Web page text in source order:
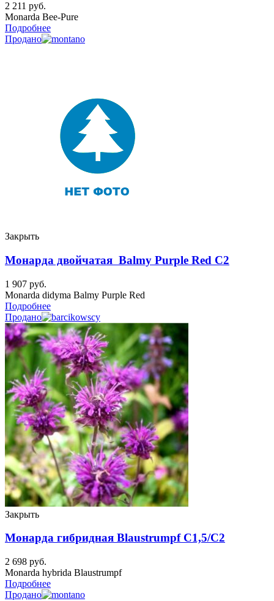
2 211 руб.
Monarda Bee-Pure
Подробнее
Продано
Закрыть
Монарда двойчатая Balmy Purple Red C2
1 907 руб.
Monarda didyma Balmy Purple Red
Подробнее
Продано
Закрыть
Монарда гибридная Blaustrumpf C1,5/C2
2 698 руб.
Monarda hybrida Blaustrumpf
Подробнее
Продано